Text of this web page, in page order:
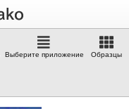
Выберите приложение Образцы